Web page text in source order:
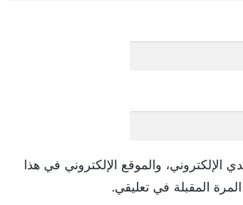
الإلكتروني، والموقع الإلكتروني في هذا
المقبلة في تعليقي.